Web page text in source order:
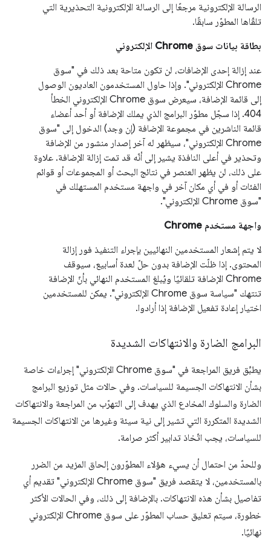
الرسالة الإلكترونية مرجعًا إلى الرسالة الإلكترونية التحذيرية التي
تلقّاها المطوّر سابقًا.
بطاقة بيانات سوق Chrome الإلكتروني
عند إزالة إحدى الإضافات، لن تكون متاحة بعد ذلك في "سوق
Chrome الإلكتروني". وإذا حاول المستخدمون العاديون الوصول
إلى قائمة الإضافة، سيعرض سوق Chrome الإلكتروني الخطأ
404. إذا سجّل مطوّر البرامج الذي يملك الإضافة أو أحد أعضاء
قائمة الناشرين في مجموعة الإضافة (إن وجد) الدخول إلى "سوق
Chrome الإلكتروني"، سيظهر له آخر إصدار منشور من الإضافة
وتحذير في أعلى النافذة يشير إلى أنّه قد تمت إزالة الإضافة. علاوة
على ذلك، لن يظهر العنصر في نتائج البحث أو المجموعات أو قوائم
الفئات أو في أي مكان آخر في واجهة مستخدم المستهلك في
"سوق Chrome الإلكتروني".
واجهة مستخدم Chrome
لا يتم إشعار المستخدمين النهائيين بإجراء التنفيذ فور إزالة
المحتوى. إذا ظلّت الإضافة بدون حلّ لعدة أسابيع، سيوقف
Chrome الإضافة تلقائيًا ويُبلغ المستخدم النهائي بأنّ الإضافة
تنتهك "سياسة سوق Chrome الإلكتروني". يمكن للمستخدمين
اختيار إعادة تفعيل الإضافة إذا أرادوا.
البرامج الضارة والانتهاكات الشديدة
يطبِّق فريق المراجعة في "سوق Chrome الإلكتروني" إجراءات خاصة
بشأن الانتهاكات الجسيمة للسياسات. وفي حالات مثل توزيع البرامج
الضارة والسلوك المخادع الذي يهدف إلى التهرّب من المراجعة والانتهاكات
الشديدة المتكررة التي تشير إلى نية سيئة وغيرها من الانتهاكات الجسيمة
للسياسات، يجب اتّخاذ تدابير أكثر صرامة.
وللحدّ من احتمال أن يسيء هؤلاء المطوّرون إلحاق المزيد من الضرر
بالمستخدمين، لا يتقصد فريق "سوق Chrome الإلكتروني" تقديم أي
تفاصيل بشأن هذه الانتهاكات. بالإضافة إلى ذلك، وفي الحالات الأكثر
خطورة، سيتم تعليق حساب المطوّر على سوق Chrome الإلكتروني
نهائيًا.